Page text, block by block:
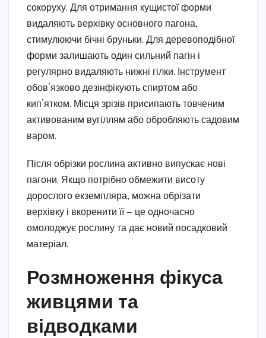
сокоруху. Для отримання кущистої форми
видаляють верхівку основного пагона,
стимулюючи бічні бруньки. Для деревоподібної
форми залишають один сильний пагін і
регулярно видаляють нижні гілки. Інструмент
обов’язково дезінфікують спиртом або
кип’ятком. Місця зрізів присипають товченим
активованим вугіллям або обробляють садовим
варом.
Після обрізки рослина активно випускає нові
пагони. Якщо потрібно обмежити висоту
дорослого екземпляра, можна обрізати
верхівку і вкоренити її — це одночасно
омолоджує рослину та дає новий посадковий
матеріал.
Розмноження фікуса
живцями та
відводками